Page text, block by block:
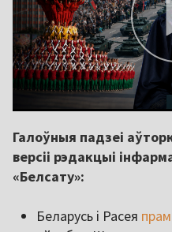
Галоўныя падзеі
версіі рэдакцыі
«Белсату»:
Беларусь і Расея